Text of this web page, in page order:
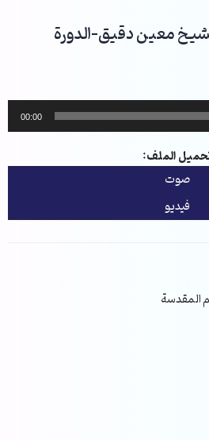
الأصول-239-الشيخ معين دقيق-الدورة
00:00
الملف:
صوت
فيديو
المقدسة